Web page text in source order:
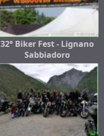
32° Biker Fest - Lignano
Sabbiadoro